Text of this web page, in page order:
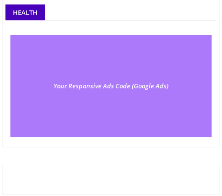
HEALTH
Your Responsive Ads Code (Google Ads)